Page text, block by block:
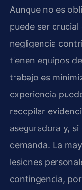
Aunque no es
puede ser
negligencia
tienen equipos
trabajo es
experiencia
recopilar
aseguradora y,
demanda. La
lesiones
contingencia,